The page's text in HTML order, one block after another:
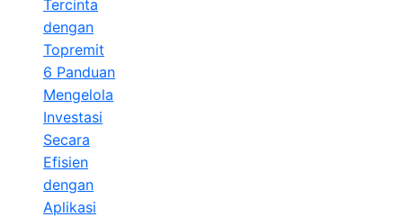
Tercinta
dengan
Topremit
6 Panduan
Mengelola
Investasi
Secara
Efisien
dengan
Aplikasi